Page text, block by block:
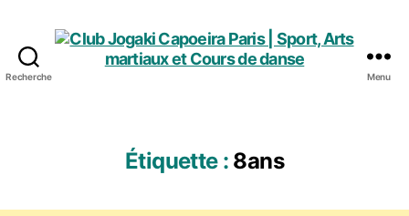
Recherche
Paris
|
Menu
Étiquette : 8ans